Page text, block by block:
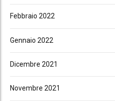
Febbraio 2022
Gennaio 2022
Dicembre 2021
Novembre 2021